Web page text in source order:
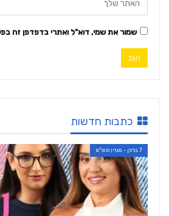
שמור את שמי, דוא"ל ואתרי בדפדפן זה
כתבות חדשות
7 בלוק - מגזין סופ"ש